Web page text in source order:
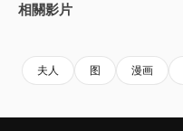
相關影片
夫人 图 漫画